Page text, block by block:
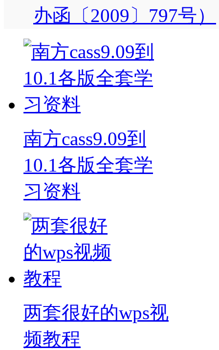
办函〔2009〕797号）
南方cass9.09到
10.1各版全套学
习资料
两套很好的wps视
频教程